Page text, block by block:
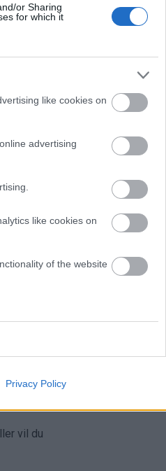
or Sharing
for which it
like cookies on
advertising
like cookies on
of the website
Privacy Policy
jus,
og
trygg,
vil du